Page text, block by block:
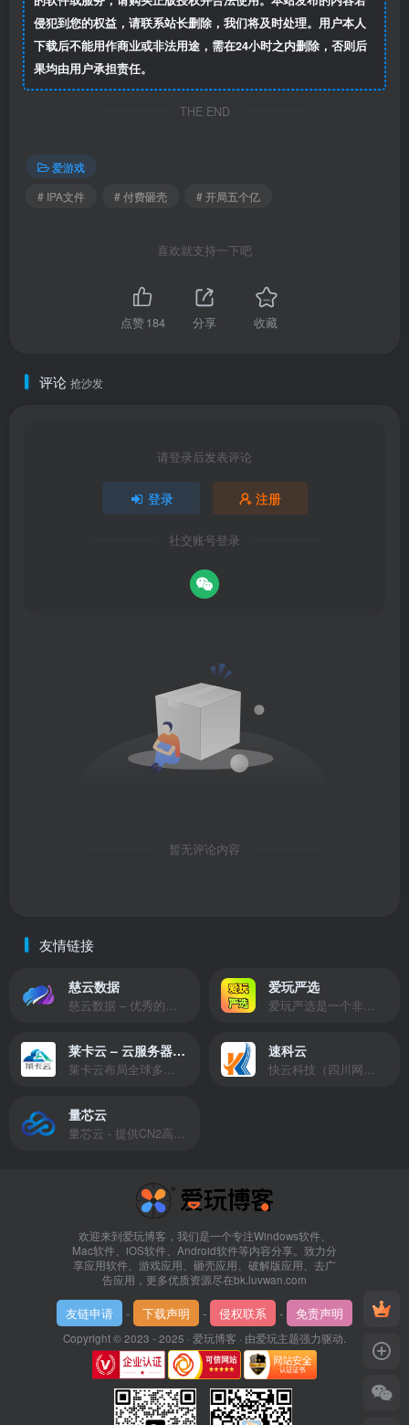
侵犯到您的权益，请联系站长删除，我们将及时处理。用户本人
下载后不能用作商业或非法用途，需在24小时之内删除，否则后
果均由用户承担责任。
THE END
爱游戏
# IPA文件
# 付费砸壳 # 开局五个亿
喜欢就支持一下吧
点赞184 分享 收藏
评论 抢沙发
请登录后发表评论
登录 注册
社交账号登录
暂无评论内容
友情链接
慈云数据
慈云数据 – 优秀的云服务器服务商，提供最具有性价比的产品。慈云数据是开发者必不可少的良心云
爱玩严选
爱玩严选是一个非常有保障且性价比极高的虚拟商城，包括但不限于苹果证书、技术指导、会员充值等多种虚拟服务！
莱卡云 – 云服务器提供商
莱卡云布局全球多个地理区域。提供服务有：境外云服务器、国内云服务器、独立服务器、服务器托管、CDN、SSL证书、游戏服务器等业务。
速科云
快云科技（四川网联快云科技有限公司）成立于2021年，主营互联网业务平台服务提供商。公司专注为用户提供低价高性能云计算产品，致力于云计算应用的易用性开发，并引导云计算在国内普及
量芯云
量芯云 - 提供CN2高速香港美国云服务器&专业高防服务器租用等云服务器供应商
欢迎来到爱玩博客，我们是一个专注Windows软件、
Mac软件、iOS软件、Android软件等内容分享。致力分
享应用软件、游戏应用、砸壳应用、破解版应用、去广
告应用，更多优质资源尽在bk.luvwan.com
友链申请 - 下载声明 - 侵权联系 - 免责声明
Copyright © 2023 - 2025 · 爱玩博客 · 由爱玩主题强力驱动.